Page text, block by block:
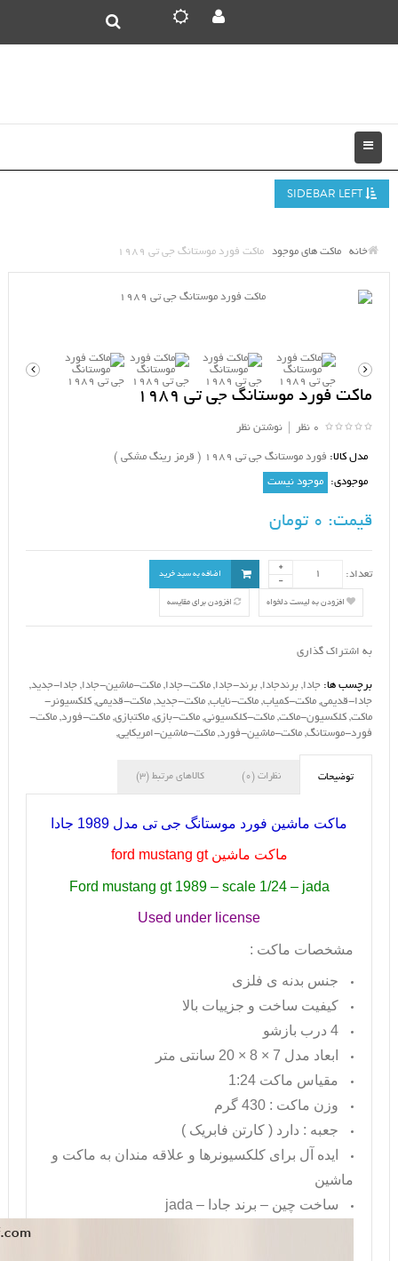
خانه ماکت های موجود ماکت فورد موستانگ جی تی 1989
ماکت فورد موستانگ جی تی 1989
0 نظر نوشتن نظر
مدل کالا: فورد موستانگ جی تی 1989 ( قرمز رینگ مشکی )
موجودی: موجود نیست
قیمت:
تعداد: اضافه به سبد خرید
افزودن به لیست دلخواه افزودن برای مقایسه
به اشتراک گذاری
برچسب ها: جادا, برندجادا, برند-جادا, ماکت-جادا, ماکت-ماشین-جادا, جادا-جدید,
جادا-قدیمی, ماکت-کمیاب, ماکت-نایاب, ماکت-جدید, ماکت-قدیمی, کلکسیونر-
ماکت, کلکسیون-ماکت, ماکت-کلکسیونی, ماکت-بازی, ماکتبازی, ماکت-فورد, ماکت-
فورد-موستانگ, ماکت-ماشین-فورد, ماکت-ماشین-امریکایی,
توضیحات نظرات (0) کالاهای مرتبط (3)
ماکت ماشین فورد موستانگ جی تی مدل 1989 جادا
ماکت ماشینford mustang gt
Ford mustang gt 1989 – scale 1/24 – jada
Used under license
مشخصات ماکت :
جنس بدنه ی فلزی
کیفیت ساخت و جزییات بالا
4 درب بازشو
ابعاد مدل 7 × 8 × 20 سانتی متر
مقیاس ماکت 1:24
وزن ماکت : 430 گرم
جعبه : دارد ( کارتن فابریک )
ایده آل برای کلکسیونرها و علاقه مندان به ماکت و
ماشین
ساخت چین – برند جادا – jada